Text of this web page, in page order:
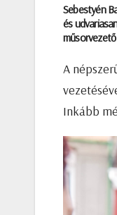
Sebestyén
és
A
Inkább